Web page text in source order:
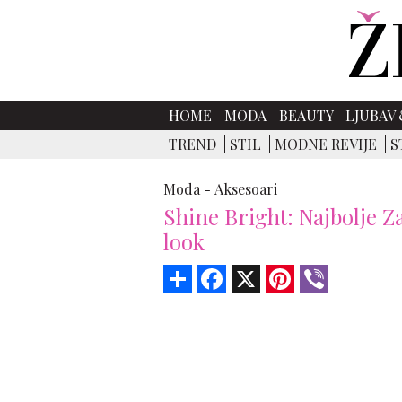
HOME MODA BEAUTY LJUBAV
TREND
STIL MODNE REVIJE
Moda - Aksesoari
Shine Bright: Najbolje
look
Share Facebook Pinterest